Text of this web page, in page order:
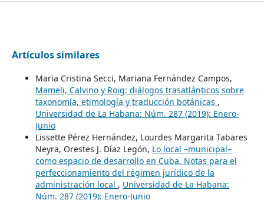
Artículos similares
Maria Cristina Secci, Mariana Fernández Campos,
Mameli, Calvino y Roig: diálogos trasatlánticos sobre
taxonomía, etimología y traducción botánicas ,
Universidad de La Habana: Núm. 287 (2019): Enero-
Junio
Lissette Pérez Hernández, Lourdes Margarita Tabares
Neyra, Orestes J. Díaz Legón, Lo local –municipal–
como espacio de desarrollo en Cuba. Notas para el
perfeccionamiento del régimen jurídico de la
administración local , Universidad de La Habana:
Núm. 287 (2019): Enero-Junio